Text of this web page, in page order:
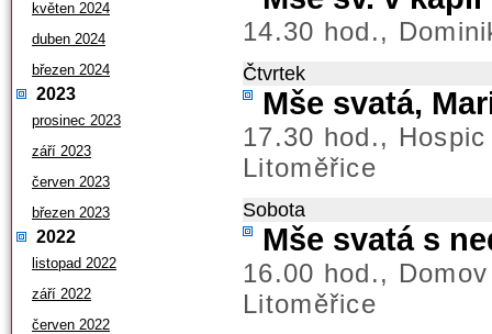
květen 2024
duben 2024
březen 2024
2023
prosinec 2023
září 2023
červen 2023
březen 2023
2022
listopad 2022
září 2022
červen 2022
14.30 hod.,
Čtvrtek
Mše svatá,
17.30 hod.,
Litoměřice
Sobota
Mše svatá s
16.00 hod.,
Litoměřice